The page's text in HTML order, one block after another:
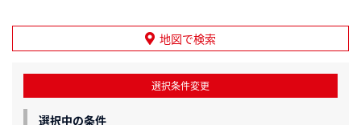
地図で検索
選択条件変更
選択中の条件